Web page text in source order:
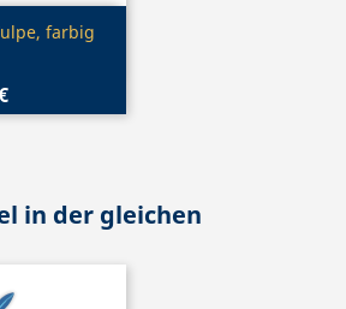
farbig
in der gleichen